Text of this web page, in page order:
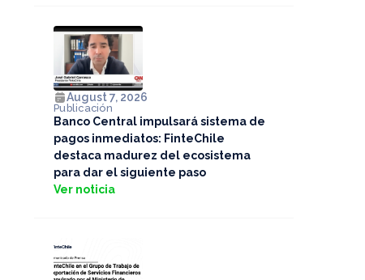
August 7, 2026
Publicación
Banco Central impulsará sistema de
pagos inmediatos: FinteChile
destaca madurez del ecosistema
para dar el siguiente paso
Ver noticia